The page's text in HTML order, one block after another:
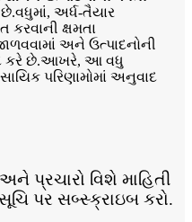
અર્ધ-તૈયાર
કરવાની ક્ષમતા
અને ઉત્પાદનોની
કરે છે.આખરે, આ વધુ
પરિણામોમાં અનુવાદ
પ્રચારો વિશે માહિતી
પર સબ્સ્ક્રાઇબ કરો.